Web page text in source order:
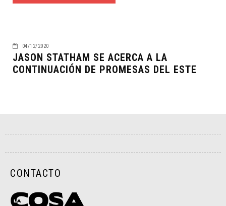
04/12/2020
JASON STATHAM SE ACERCA A LA
CONTINUACIÓN DE PROMESAS DEL ESTE
CONTACTO